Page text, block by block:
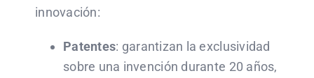
innovación:
Patentes: garantizan la exclusividad
sobre una invención durante 20 años,